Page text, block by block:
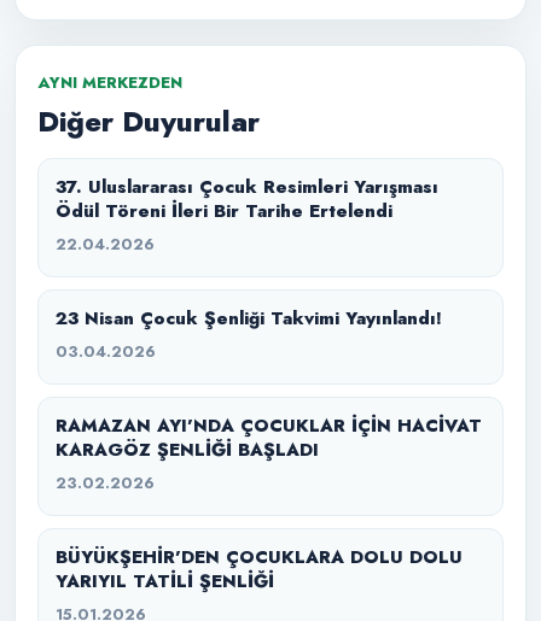
AYNI MERKEZDEN
Diğer Duyurular
37. Uluslararası Çocuk Resimleri Yarışması
Ödül Töreni İleri Bir Tarihe Ertelendi
22.04.2026
23 Nisan Çocuk Şenliği Takvimi Yayınlandı!
03.04.2026
RAMAZAN AYI’NDA ÇOCUKLAR İÇİN HACİVAT
KARAGÖZ ŞENLİĞİ BAŞLADI
23.02.2026
BÜYÜKŞEHİR’DEN ÇOCUKLARA DOLU DOLU
YARIYIL TATİLİ ŞENLİĞİ
15.01.2026